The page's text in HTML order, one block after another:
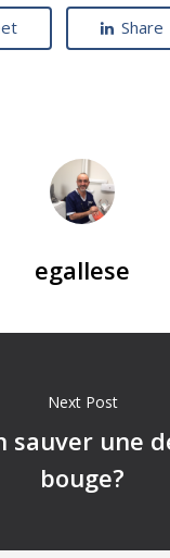
Share
egallese
Next Post
sauver une
bouge?